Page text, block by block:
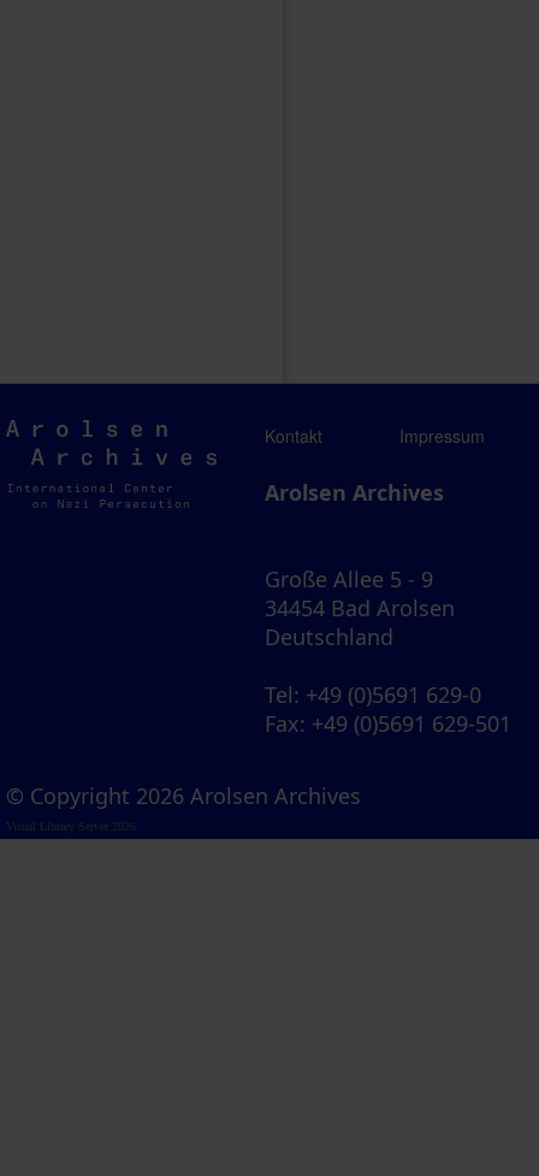
Arolsen
Archives
Kontakt Impressum
Arolsen Archives
Große Allee 5 - 9
34454 Bad Arolsen
Deutschland
Tel: +49 (0)5691 629-0
Fax: +49 (0)5691 629-501
© Copyright 2026 Arolsen Archives
Visual Library Server 2026